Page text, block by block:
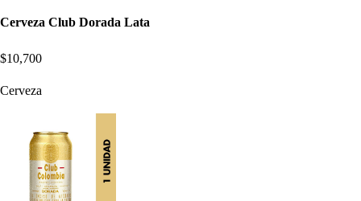
Cerveza Club Dorada Lata
$10,700
Cerveza